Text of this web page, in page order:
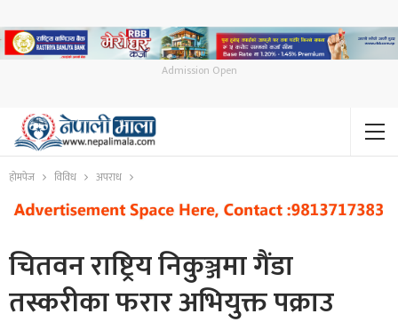
Admission Open
होमपेज विविध अपराध
चितवन राष्ट्रिय निकुञ्जमा गैंडा
तस्करीका फरार अभियुक्त पक्राउ